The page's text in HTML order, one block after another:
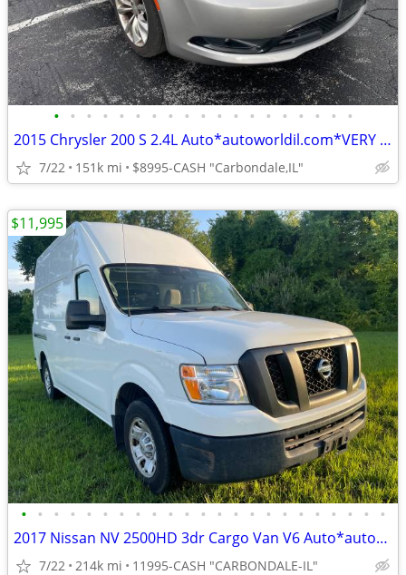
• • • • • • • • • • • • • • • • • • •
2015 Chrysler 200 S 2.4L Auto*autoworldil.com*VERY GOOD CONDITION 200S
7/22 151k mi $8995-CASH "Carbondale,IL"
• • • • • • • • • • • • • • • • • • • • • • •
2017 Nissan NV 2500HD 3dr Cargo Van V6 Auto*autoworldil.com* GREAT VAN
7/22 214k mi 11995-CASH "CARBONDALE-IL"
$11,995